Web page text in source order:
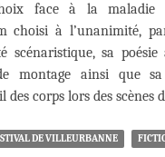
face à la maladie
choisi à l’unanimité,
scénaristique, sa poésie
montage ainsi que sa
corps lors des scènes
DE VILLEURBANNE